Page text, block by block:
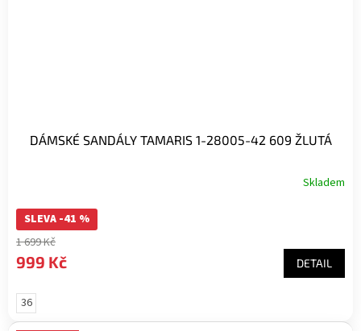
DÁMSKÉ SANDÁLY TAMARIS 1-28005-42 609 ŽLUTÁ
Skladem
SLEVA -41 %
1 699 Kč
999 Kč DETAIL
36